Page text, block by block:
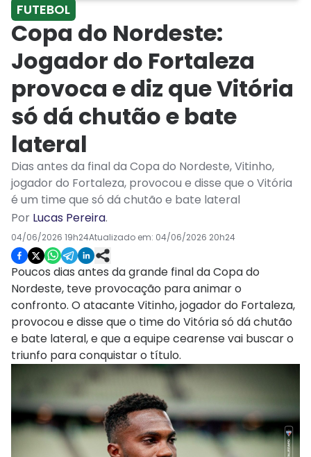
FUTEBOL
Copa do Nordeste:
Jogador do Fortaleza
provoca e diz que Vitória
só dá chutão e bate
lateral
Dias antes da final da Copa do Nordeste, Vitinho,
jogador do Fortaleza, provocou e disse que o Vitória
é um time que só dá chutão e bate lateral
Por Lucas Pereira.
04/06/2026 19h24Atualizado em: 04/06/2026 20h24
Poucos dias antes da grande final da Copa do
Nordeste, teve provocação para animar o
confronto. O atacante Vitinho, jogador do Fortaleza,
provocou e disse que o time do Vitória só dá chutão
e bate lateral, e que a equipe cearense vai buscar o
triunfo para conquistar o título.